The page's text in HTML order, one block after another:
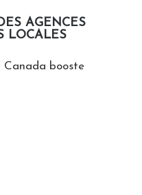
AGENCES
LOCALES
Canada booste